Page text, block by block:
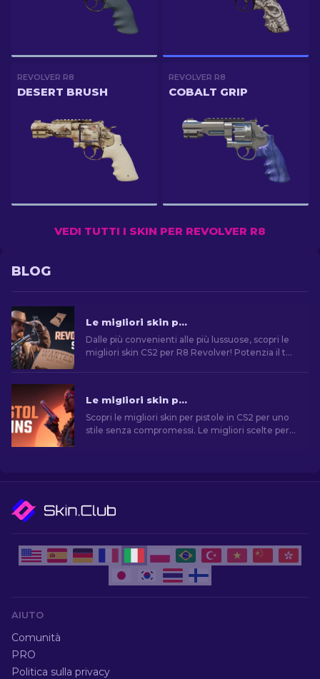
REVOLVER R8
DESERT BRUSH
REVOLVER R8
COBALT GRIP
VEDI TUTTI I SKIN PER REVOLVER R8
BLOG
Le migliori skin per il R8 Revolver in CS2 [2026]
Dalle più convenienti alle più lussuose, scopri le
migliori skin CS2 per R8 Revolver! Potenzia il tuo
Le migliori skin per pistola in CS2 [2026]
Scopri le migliori skin per pistole in CS2 per uno
stile senza compromessi. Le migliori scelte per
AIUTO
Comunità
PRO
Politica sulla privacy